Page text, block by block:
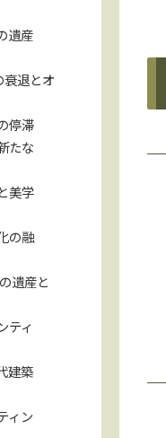
遺産
衰退とオ
停滞
たな
美学
の融
遺産と
ティ
建築
ィン